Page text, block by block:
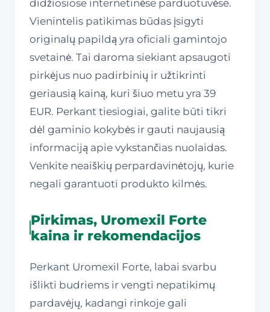
didžiosiose internetinėse parduotuvėse.
Vienintelis patikimas būdas įsigyti
originalų papildą yra oficiali gamintojo
svetainė. Tai daroma siekiant apsaugoti
pirkėjus nuo padirbinių ir užtikrinti
geriausią kainą, kuri šiuo metu yra 39
EUR. Perkant tiesiogiai, galite būti tikri
dėl gaminio kokybės ir gauti naujausią
informaciją apie vykstančias nuolaidas.
Venkite neaiškių perpardavinėtojų, kurie
negali garantuoti produkto kilmės.
Pirkimas, Uromexil Forte
kaina ir rekomendacijos
Perkant Uromexil Forte, labai svarbu
išlikti budriems ir vengti nepatikimų
pardavėjų, kadangi rinkoje gali